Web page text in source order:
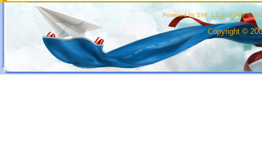
Powered by SMF 1.1.10 | SMF ©
Copyright ©